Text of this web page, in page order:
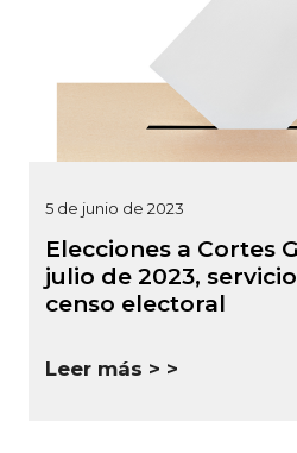
5 de junio de 2023
Elecciones a Cortes
julio de 2023,
censo electoral
Leer más >